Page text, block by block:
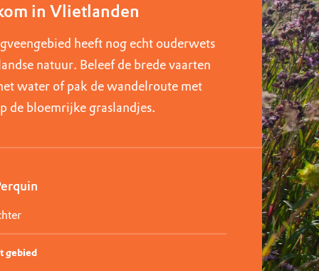
in Vlietlanden
heeft nog echt ouderwets
natuur. Beleef de brede vaarten
water of pak de wandelroute met
de bloemrijke graslandjes.
gebied